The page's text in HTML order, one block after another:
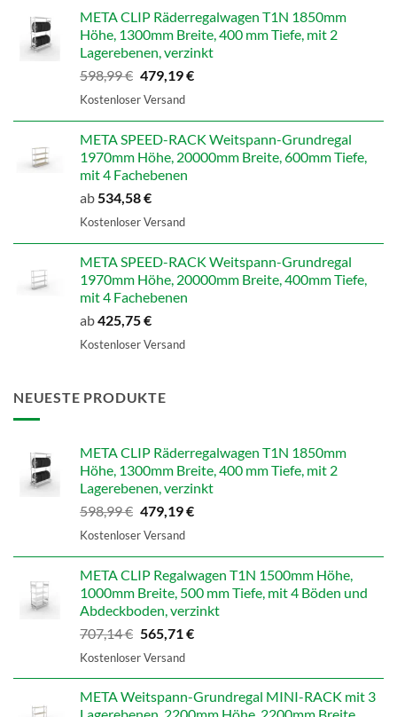
META CLIP Räderregalwagen T1N 1850mm
Höhe, 1300mm Breite, 400 mm Tiefe, mit 2
Lagerebenen, verzinkt
598,99€ Ursprünglicher
Preis
479,19€Aktueller
Kostenloser Versand
META SPEED-RACK Weitspann-Grundregal
1970mm Höhe, 20000mm Breite, 600mm Tiefe,
mit 4 Fachebenen
ab 534,58€
Kostenloser Versand
META SPEED-RACK Weitspann-Grundregal
1970mm Höhe, 20000mm Breite, 400mm Tiefe,
mit 4 Fachebenen
ab425,75€
Kostenloser Versand
NEUESTE PRODUKTE
META CLIP Räderregalwagen T1N 1850mm
Höhe, 1300mm Breite, 400 mm Tiefe, mit 2
Lagerebenen, verzinkt
598,99€ Ursprünglicher
Preis
479,19€Aktueller
Kostenloser Versand
META CLIP Regalwagen T1N 1500mm Höhe,
1000mm Breite, 500 mm Tiefe, mit 4 Böden und
Abdeckboden, verzinkt
707,14€ Ursprünglicher
Preis
565,71 €Aktueller
Kostenloser Versand
META Weitspann-Grundregal MINI-RACK mit 3